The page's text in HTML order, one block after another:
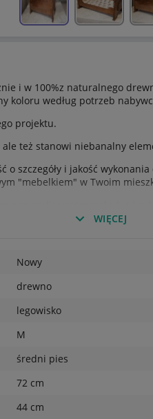
i w 100%z naturalnego
koloru według potrzeb
projektu.
ale też stanowi niebanalny
o szczegóły i jakość
"mebelkiem" w Twoim
WIĘCEJ
Nowy
drewno
legowisko
M
średni pies
72 cm
44 cm